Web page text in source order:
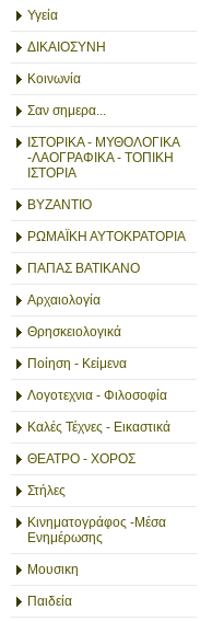
Υγεία
ΔΙΚΑΙΟΣΥΝΗ
Κοινωνία
Σαν σημερα...
ΙΣΤΟΡΙΚΑ - ΜΥΘΟΛΟΓΙΚΑ
-ΛΑΟΓΡΑΦΙΚΑ - ΤΟΠΙΚΗ
ΙΣΤΟΡΙΑ
ΒΥΖΑΝΤΙΟ
ΡΩΜΑΪΚΗ ΑΥΤΟΚΡΑΤΟΡΙΑ
ΠΑΠΑΣ ΒΑΤΙΚΑΝΟ
Αρχαιολογία
Θρησκειολογικά
Ποίηση - Κείμενα
Λογοτεχνια - Φιλοσοφία
Καλές Τέχνες - Εικαστικά
ΘΕΑΤΡΟ - ΧΟΡΟΣ
Στήλες
Κινηματογράφος -Μέσα
Ενημέρωσης
Μουσικη
Παιδεία